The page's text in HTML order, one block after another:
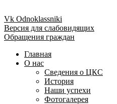
Vk Odnoklassniki
Версия для слабовидящих
Обращения граждан
Главная
О нас
Сведения о ЦКС
История
Наши успехи
Фотогалерея